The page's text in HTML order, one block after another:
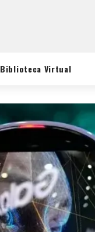
Biblioteca Virtual